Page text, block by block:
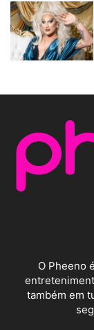
O Pheeno
também em